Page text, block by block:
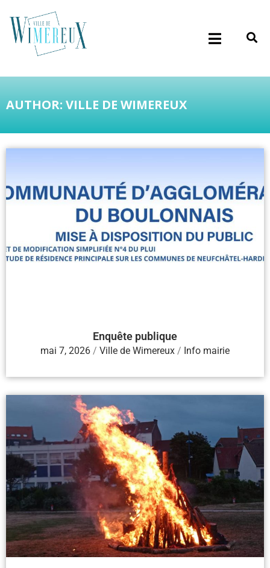
AUTHOR: VILLE DE WIMEREUX
Enquête publique
mai 7, 2026 / Ville de Wimereux / Info mairie